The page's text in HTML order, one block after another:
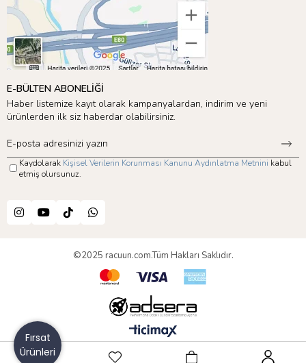
E-BÜLTEN ABONELİĞİ
Haber listemize kayıt olarak kampanyalardan, indirim ve yeni
ürünlerden ilk siz haberdar olabilirsiniz.
Kaydolarak Kişisel Verilerin Korunması Kanunu Aydınlatma Metnini kabul
etmiş olursunuz.
©2025 racuun.com.Tüm Hakları Saklıdır.
Fırsat
Ürünleri